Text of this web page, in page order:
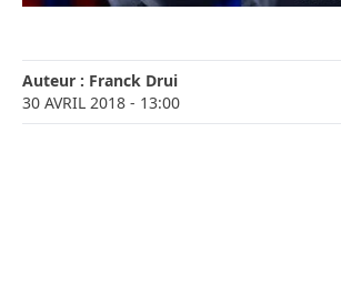
Auteur : Franck Drui
30 AVRIL 2018 - 13:00